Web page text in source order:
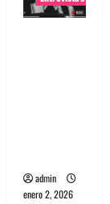
admin
enero 2, 2026